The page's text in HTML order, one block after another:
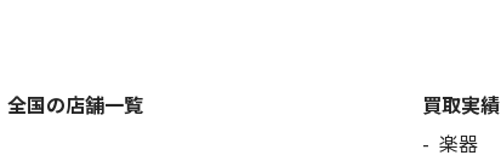
全国の店舗一覧
買取実績
楽器